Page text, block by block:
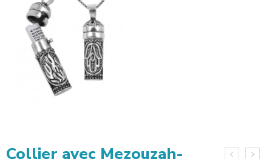
Collier avec Mezouzah-